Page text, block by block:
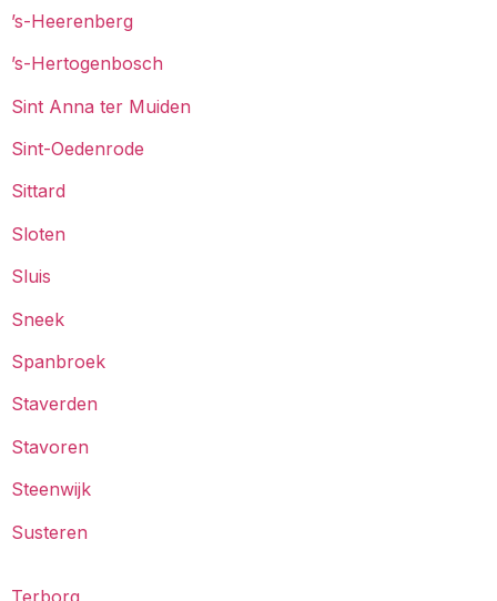
’s-Heerenberg
’s-Hertogenbosch
Sint Anna ter Muiden
Sint-Oedenrode
Sittard
Sloten
Sluis
Sneek
Spanbroek
Staverden
Stavoren
Steenwijk
Susteren
Terborg